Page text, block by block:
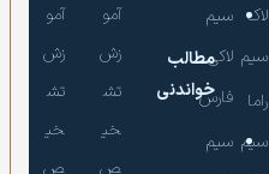
لاک
سیم
راما
سیم
سیم
لاکی
فارس
سیم
مطالب
خواندنی
آمو
زش
تش
خی
ص
آمو
زش
تش
خی
ص